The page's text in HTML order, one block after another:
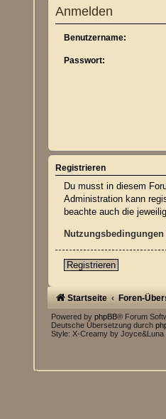
Anmelden
Benutzername:
Passwort:
Registrieren
Du musst in diesem
Administration kann
beachte auch die
Nutzungsbedingungen
Registrieren
Startseite Foren-
Powered byphpBB® Forum
Deutsche Übersetzung durch
Style: X-Creamy by Joyce&Luna